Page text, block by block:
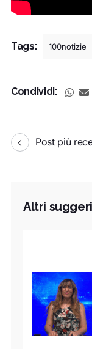
Tags: 100notizie
Condividi:
Post più
Altri